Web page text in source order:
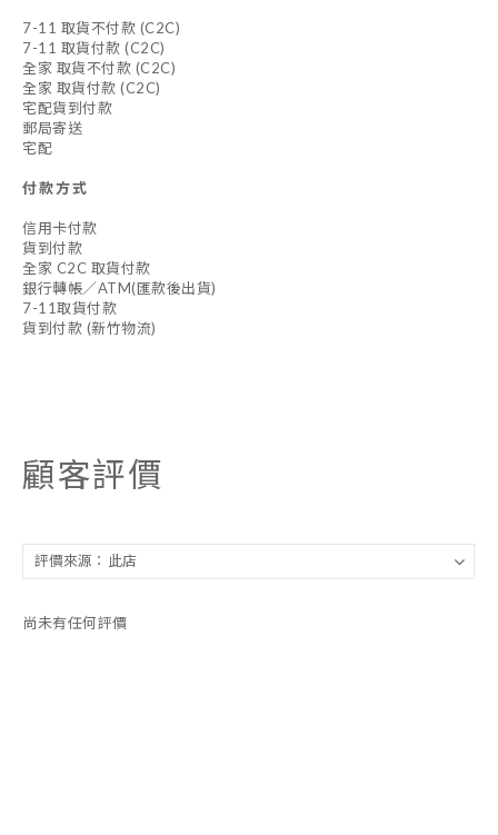
7-11 取貨不付款 (C2C)
7-11 取貨付款 (C2C)
全家 取貨不付款 (C2C)
全家 取貨付款 (C2C)
宅配貨到付款
郵局寄送
宅配
付款方式
信用卡付款
貨到付款
全家 C2C 取貨付款
銀行轉帳／ATM(匯款後出貨)
7-11取貨付款
貨到付款 (新竹物流)
顧客評價
尚未有任何評價